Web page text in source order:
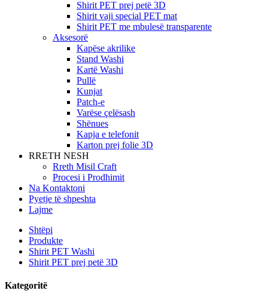
Shirit PET prej petë 3D
Shirit vaji special PET mat
Shirit PET me mbulesë transparente
Aksesorë
Kapëse akrilike
Stand Washi
Kartë Washi
Pullë
Kunjat
Patch-e
Varëse çelësash
Shënues
Kapja e telefonit
Karton prej folie 3D
RRETH NESH
Rreth Misil Craft
Procesi i Prodhimit
Na Kontaktoni
Pyetje të shpeshta
Lajme
Shtëpi
Produkte
Shirit PET Washi
Shirit PET prej petë 3D
Kategoritë